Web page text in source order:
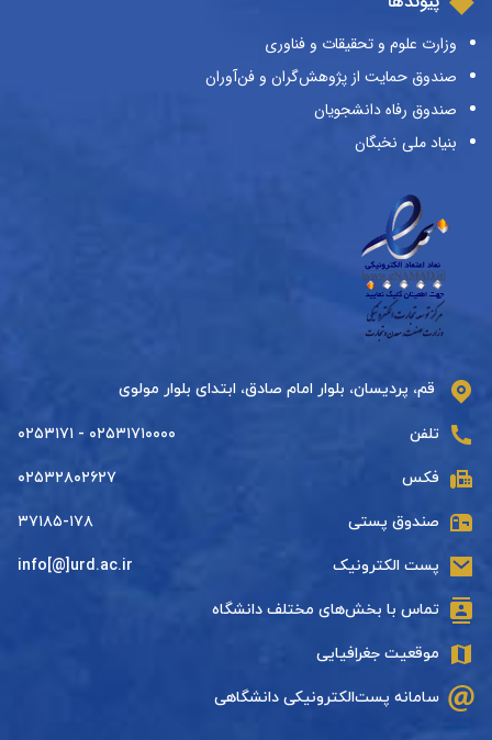
وزارت علوم و تحقیقات و فناوری
صندوق حمایت از پژوهش‌گران و فن‌آوران
صندوق رفاه دانشجویان
بنیاد ملی نخبگان
قم، پردیسان، بلوار امام صادق، ابتدای بلوار مولوی
تلفن ۰۲۵۳۱۷۱۰۰۰۰ - ۰۲۵۳۱۷۱
فکس ۰۲۵۳۲۸۰۲۶۲۷
صندوق پستی ۳۷۱۸۵-۱۷۸
پست الکترونیک info[@]urd.ac.ir
تماس با بخش‌های مختلف دانشگاه
موقعیت جغرافیایی
سامانه پست‌الکترونیکی دانشگاهی